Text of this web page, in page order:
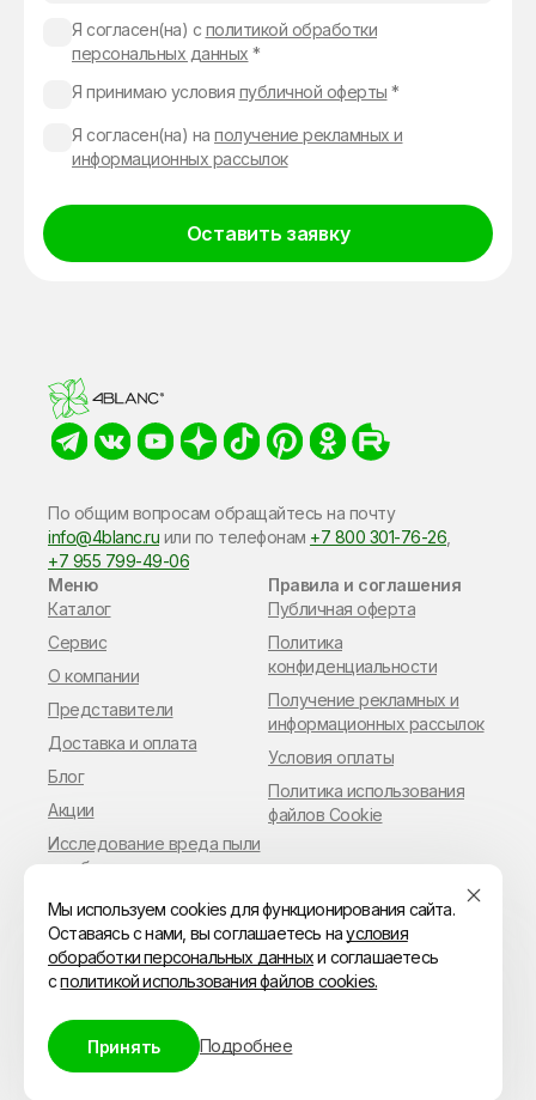
Я согласен(на) с политикой обработки
персональных данных *
Я принимаю условия публичной оферты *
Я согласен(на) на получение рекламных и
информационных рассылок
Оставить заявку
По общим вопросам обращайтесь на почту
info@4blanc.ru или по​ телефонам +7 800 301-76-26
+7 955 799-49-06
Меню
Каталог
Сервис
О компании
Представители
Доставка и оплата
Блог
Акции
Исследование вреда пыли
в работе мастера
Правила и соглашения
Публичная оферта
Политика
конфиденциальности
Получение рекламных и
информационных рассылок
Условия оплаты
Политика использования
файлов Cookie
© ИП Владимиров Павел Геннадьевич
ОГРН 315144700028655
Адрес: 119602, Московская область, Москва,
Мы используем cookies для функционирования сайта.
Оставаясь с нами, вы соглашаетесь наусловия
обоработки персональных данныхи соглашаетесь
сполитикой использования файлов cookies.
Принять Подробнее